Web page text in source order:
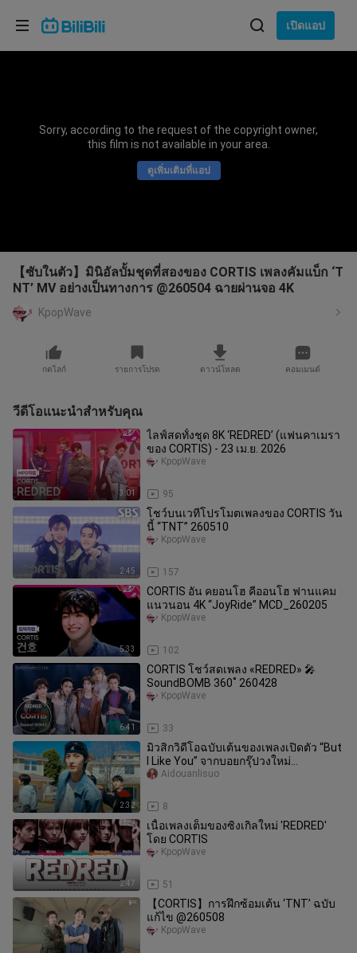
เปิดแอป
Sorry, according to the request of the copyright owner,
this film is not available in your area.
ดูเพิ่มเติมที่แอป
【ซับในตัว】มินิอัลบั้มชุดที่สองของ CORTIS เพลงคัมแบ็ก ‘T
NT’ MV อย่างเป็นทางการ @260504 ฉายผ่านจอ 4K
KpopWave
กดไลก์ รายการโปรด ดาวน์โหลด คอมเมนต์
วีดีโอแนะนำสำหรับคุณ
3:01
ไลฟ์สดทั้งชุด 8K ‘REDRED’ (แฟนคาเมรา
ของ CORTIS) - 23 เม.ย. 2026
95
KpopWave
2:45
โชว์บนเวทีโปรโมตเพลงของ CORTIS วัน
นี้ “TNT” 260510
157
KpopWave
5:33
CORTIS อัน คยอนโฮ คีออนโฮ ฟานแคม
แนวนอน 4K “JoyRide” MCD_260205
102
KpopWave
6:41
CORTIS โชว์สดเพลง «REDRED» 🎤
SoundBOMB 360˚ 260428
33
KpopWave
2:32
มิวสิกวิดีโอฉบับเต้นของเพลงเปิดตัว “But
I Like You” จากบอยกรุ๊ปวงใหม่
BOYNEXTDOOR ของ ZICO เปิดให้ชม
8
Aidouanlisuo
2:47
เนื้อเพลงเต็มของซิงเกิลใหม่ 'REDRED'
โดย CORTIS
51
KpopWave
【CORTIS】การฝึกซ้อมเต้น ‘TNT’ ฉบับ
แก้ไข @260508
KpopWave
เลือกภาษา